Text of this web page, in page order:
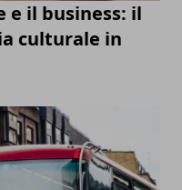
e il business: il
culturale in